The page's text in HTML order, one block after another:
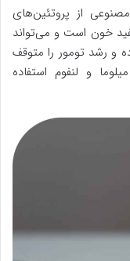
از پروتئین‌های
خون است و می‌تواند
و رشد تومور را متوقف
و لنفوم استفاده